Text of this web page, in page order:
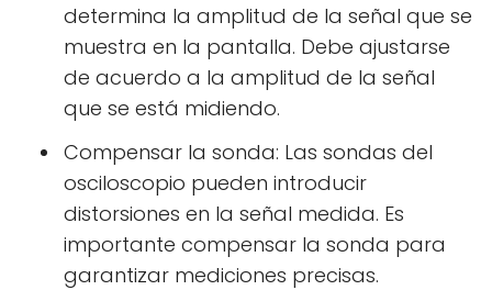
determina la amplitud de la señal que se
muestra en la pantalla. Debe ajustarse
de acuerdo a la amplitud de la señal
que se está midiendo.
Compensar la sonda: Las sondas del
osciloscopio pueden introducir
distorsiones en la señal medida. Es
importante compensar la sonda para
garantizar mediciones precisas.